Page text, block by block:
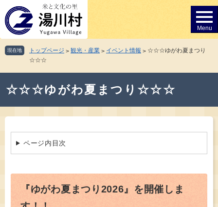
ー
ジ
先
頭
ニ
ュ
を
飛
て
文
へ
現在地 トップページ > 観光・産業 > イベント情報 > ☆☆☆ゆがわ夏まつり
☆☆☆
文☆☆☆ゆがわ夏まつり☆☆☆
ページ内目次
『ゆがわ夏まつり2026』を開催しま